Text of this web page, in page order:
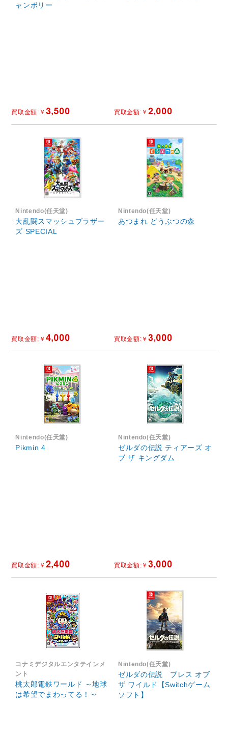
ャンボリー
Nintendo(任天堂)
大乱闘スマッシュブラザー
ズ SPECIAL
Nintendo(任天堂)
あつまれ どうぶつの森
Nintendo(任天堂)
Pikmin 4
Nintendo(任天堂)
ゼルダの伝説 ティアーズ オ
ブ ザ キングダム
コナミデジタルエンタテインメ
ント
桃太郎電鉄ワールド ～地球
は希望でまわってる！～
Nintendo(任天堂)
ゼルダの伝説 ブレス オブ
ザ ワイルド【Switchゲーム
ソフト】